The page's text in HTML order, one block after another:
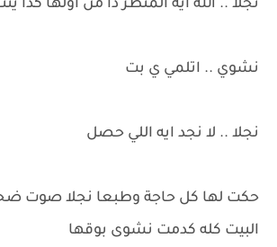
نجلا .. الله ايه المنظر دا من أولها كدا
نشوي .. اتلمي ي بت
نجلا .. لا نجد ايه اللي حصل
حكت لها كل حاجة وطبعا نجلا صوت
البيت كله كدمت نشوى بوقها